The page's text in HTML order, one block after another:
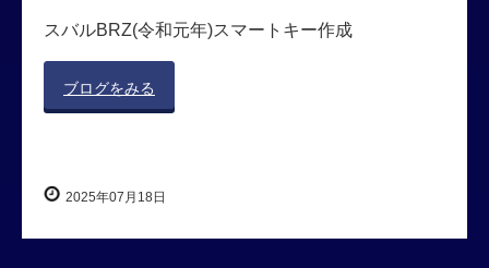
スバルBRZ(令和元年)スマートキー作成
ブログをみる
2025年07月18日